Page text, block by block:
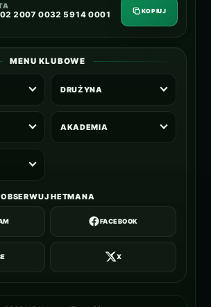
2007 0032 5914 0001 KOPIUJ
MENU KLUBOWE
DRUŻYNA
AKADEMIA
OBSERWUJ HETMANA
FACEBOOK
X